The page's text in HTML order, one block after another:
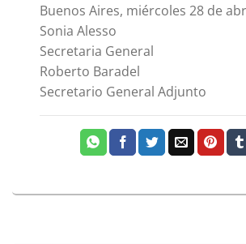
Buenos Aires, miércoles 28 de
Sonia Alesso
Secretaria General
Roberto Baradel
Secretario General Adjunto